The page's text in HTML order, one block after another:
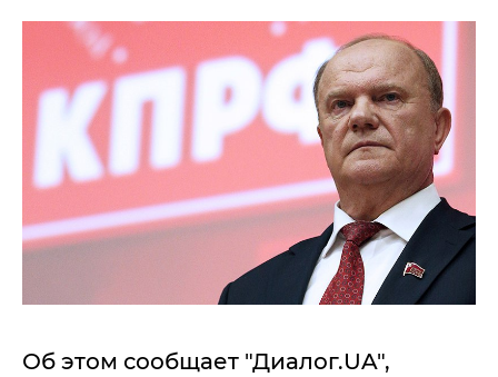
Об этом сообщает "Диалог.UA",